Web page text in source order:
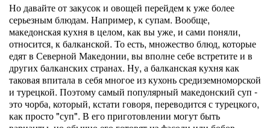
Но давайте от закусок и овощей перейдем к уже более
серьезным блюдам. Например, к супам. Вообще,
македонская кухня в целом, как вы уже, и сами поняли,
относится, к балканской. То есть, множество блюд, которые
едят в Северной Македонии, вы вполне себе встретите и в
других балканских странах. Ну, а балканская кухня как
таковая впитала в себя многое из кухонь средиземноморской
и турецкой. Поэтому самый популярный македонский суп -
это чорба, который, кстати говоря, переводится с турецкого,
как просто "суп". В его приготовлении могут быть